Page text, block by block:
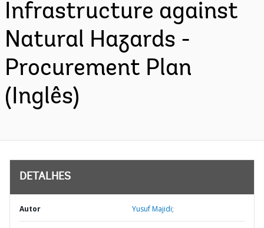
Infrastructure against
Natural Hazards -
Procurement Plan
(Inglês)
DETALHES
Autor Yusuf Majidi;